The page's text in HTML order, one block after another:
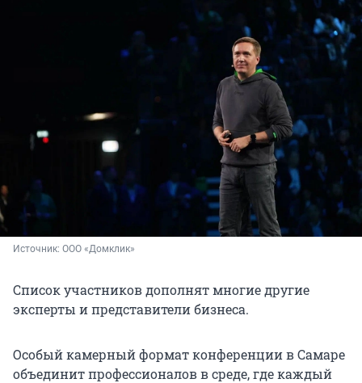
Источник: ООО «Домклик»
Список участников дополнят многие другие
эксперты и представители бизнеса.
Особый камерный формат конференции в Самаре
объединит профессионалов в среде, где каждый